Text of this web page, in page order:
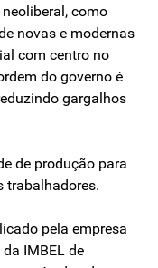
como
novas e modernas
com centro no
do governo é
gargalhos
de produção para
trabalhadores.
pela empresa
IMBEL de